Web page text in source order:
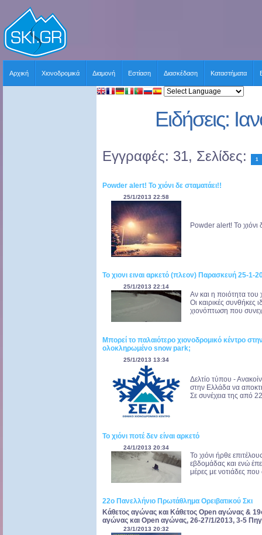
Αρχική Χιονοδρομικά Διαμονή Εστίαση Διασκέδαση Καταστήματα
Ειδήσεις:
Εγγραφές: 31, Σελίδες: 1
Powder alert! Το χιόνι δε σταματάει!!
25/1/2013 22:58
Powder alert! Το χιόνι
Το χιονι ειναι αρκετό (πλεον) Παρασκευή 25-1-
25/1/2013 22:14
Αν και η ποιότητα του
Οι καιρικές συνθήκες
χιονόπτωση που
Μπορεί το παλαιότερο χιονοδρομικό κέντρο
ολοκληρωμένο snow park;
25/1/2013 13:34
Δελτίο τύπου -
στην Ελλάδα να
Σε συνέχεια της από
Το χιόνι ποτέ δεν είναι αρκετό
24/1/2013 20:34
Το χιόνι ήρθε
εβδομάδας και ενώ
μέρες με νοτιάδες
22ο Πανελλήνιο Πρωτάθλημα Ορειβατικού Σκι
Κάθετος αγώνας και Κάθετος Open αγώνας &
αγώνας και Open αγώνας, 26-27/1/2013, 3-5
23/1/2013 20:32